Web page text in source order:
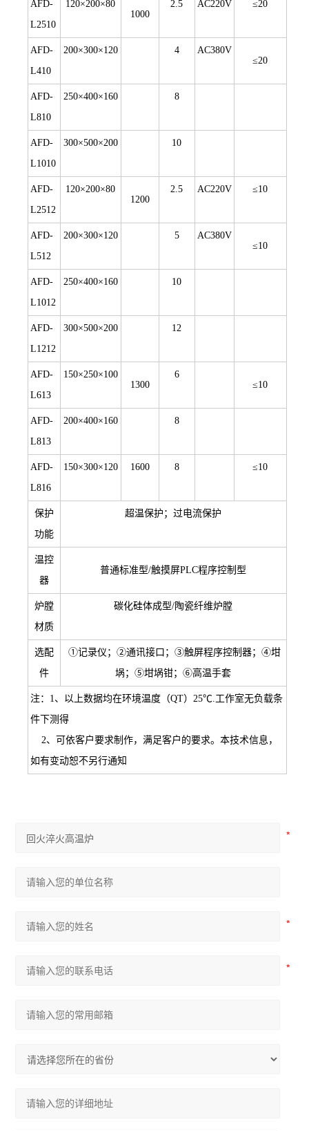
AFD-
L2510
120×200×80
1000
2.5 AC220V ≤20
AFD-
L410
200×300×120 4
AC380V
≤20
AFD-
L810
250×400×160 8
AFD-
L1010
300×500×200 10
AFD-
L2512
120×200×80
1200
2.5 AC220V ≤10
AFD-
L512
200×300×120 5
AC380V
≤10
AFD-
L1012
250×400×160 10
AFD-
L1212
300×500×200 12
AFD-
L613
150×250×100
1300
6
≤10
AFD-
L813
200×400×160 8
AFD-
L816
150×300×120 1600 8 ≤10
保护
功能
超温保护；过电流保护
温控
器
普通标准型/触摸屏PLC程序控制型
炉膛
材质
碳化硅体成型/陶瓷纤维炉膛
选配
件
①记录仪；②通讯接口；③触屏程序控制器；④坩
埚；⑤坩埚钳；⑥高温手套
注：1、以上数据均在环境温度（QT）25℃.工作室无负载条
件下测得
2、可依客户要求制作，满足客户的要求。本技术信息，
如有变动恕不另行通知